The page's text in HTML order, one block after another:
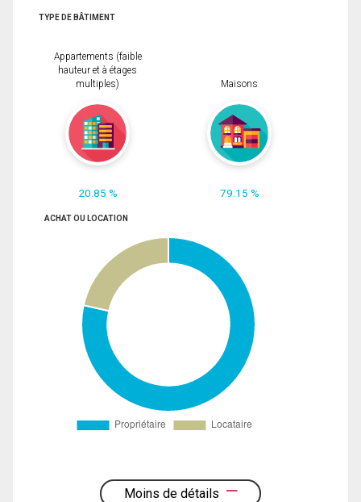
TYPE DE BÂTIMENT
Appartements (faible
hauteur et à étages
multiples)
20.85 %
Maisons
79.15 %
ACHAT OU LOCATION
Moins de détails